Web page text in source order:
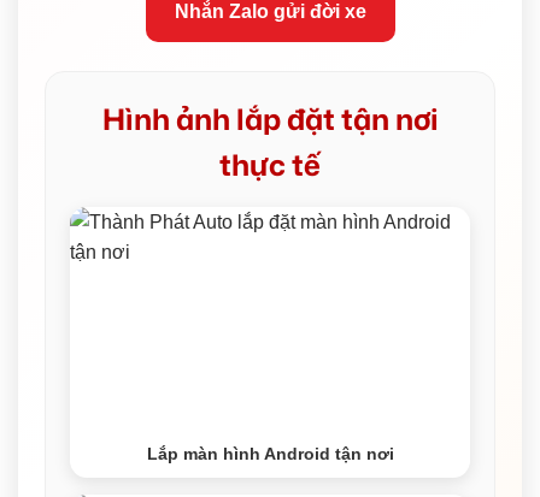
Nhắn Zalo gửi đời xe
Hình ảnh lắp đặt tận nơi
thực tế
Lắp màn hình Android tận nơi